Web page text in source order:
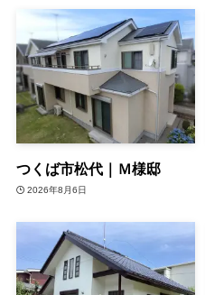
つくば市松代｜Ｍ様邸
2026年8月6日